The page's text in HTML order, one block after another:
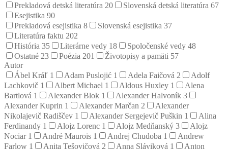
Prekladová detská literatúra 20 Slovenská detská literatúra 67
Esejistika 90
Prekladová esejistika 8 Slovenská esejistika 37
Literatúra faktu 202
História 35 Literárne vedy 18 Spoločenské vedy 48
Ostatné 23 Poézia 201 Životopisy a pamäti 57
Autor
Ábel Kráľ 1 Adam Puslojić 1 Adela Faičová 2
Adolf
Lachkovič 1 Albert Michael 1 Aldous Huxley 1
Alena
Bartlová 1 Alexander Blok 1 Alexander Halvoník 3
Alexander Kuprin 1 Alexander Marčan 2
Alexander
Nikolajevič Radiščev 1 Alexander Sergejevič Puškin 1
Alina
Ferdinandy 1 Alojz Lorenc 1 Alojz Medňanský 3
Alojz
Nociar 1 André Maurois 1 Andrej Chudoba 1
Andrew
Farlow 1 Anita Tešovičová 2 Anna Sláviková 1
Anton